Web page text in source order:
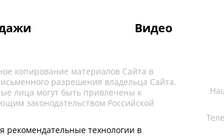
Видео
копирование материалов Сайта в
разрешения владельца Сайта.
лица могут быть привлечены к
законодательством Российской
технологии в